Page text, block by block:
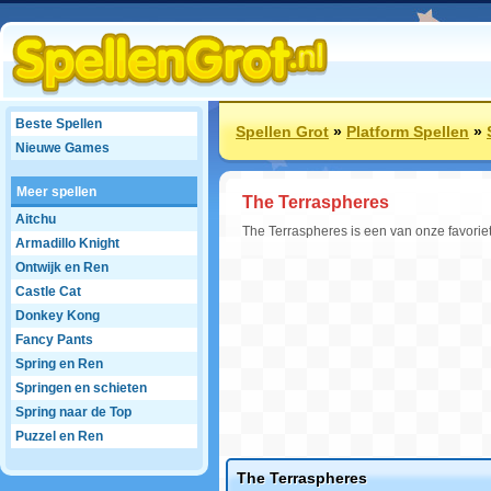
Beste Spellen
Nieuwe Games
Meer spellen
Aitchu
Armadillo Knight
Ontwijk en Ren
Castle Cat
Donkey Kong
Fancy Pants
Spring en Ren
Springen en schieten
Spring naar de Top
Puzzel en Ren
Spellen Grot»Platform Spellen»
The Terraspheres
The Terraspheres is een van onze
The Terraspheres